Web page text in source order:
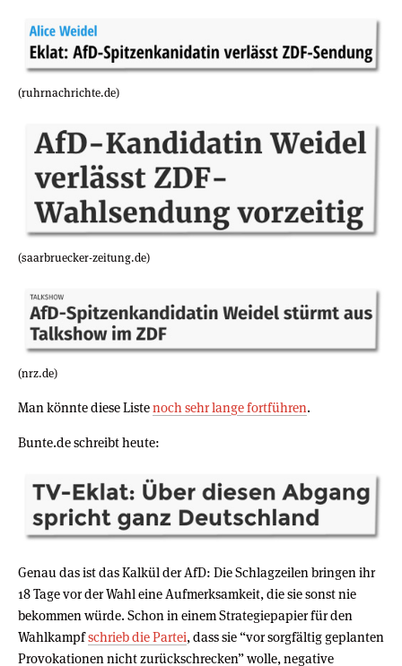
(ruhrnachrichte.de)
(saarbruecker-zeitung.de)
(nrz.de)
Man könnte diese Listenoch sehr lange fortführen.
Bunte.de schreibt heute:
Genau das ist das Kalkül der AfD: Die Schlagzeilen bringen ihr
18 Tage vor der Wahl eine Aufmerksamkeit, die sie sonst nie
bekommen würde. Schon in einem Strategiepapier für den
Wahlkampfschrieb die Partei, dass sie “vor sorgfältig geplanten
Provokationen nicht zurückschrecken” wolle, negative